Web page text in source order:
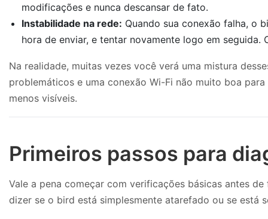
modificações e nunca descansar de fato.
Instabilidade na rede: Quando sua conexão falha, o
hora de enviar, e tentar novamente logo em
Na realidade, muitas vezes você verá uma mistura
problemáticos e uma conexão Wi-Fi não muito boa
menos visíveis.
Primeiros passos para
Vale a pena começar com verificações básicas antes
dizer se o bird está simplesmente atarefado ou se está